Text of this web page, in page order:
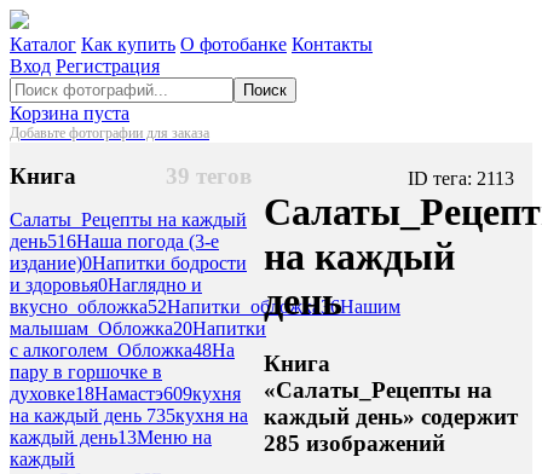
Каталог Как купить О фотобанке Контакты
Вход Регистрация
Поиск
Корзина пуста
Добавьте фотографии для заказа
39 тегов
Книга
Салаты_Рецепты на каждый
день516Наша погода (3-е
издание)0Напитки бодрости
и здоровья0Наглядно и
вкусно_обложка52Напитки_обложка36Нашим
малышам_Обложка20Напитки
с алкоголем_Обложка48На
пару в горшочке в
духовке18Намастэ609кухня
на каждый день 735кухня на
каждый день13Меню на
каждый
ID тега: 2113
на каждый
день
Книга
«Салаты_Рецепты на
каждый день» содержит
285 изображений